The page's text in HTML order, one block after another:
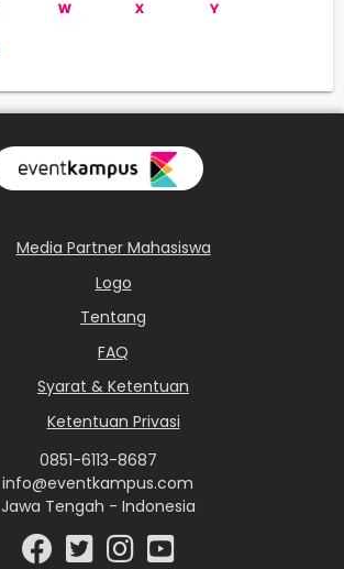
W X Y
Media Partner Mahasiswa
Logo
Tentang
FAQ
Syarat & Ketentuan
Ketentuan Privasi
0851-6113-8687
info@eventkampus.com
Jawa Tengah - Indonesia